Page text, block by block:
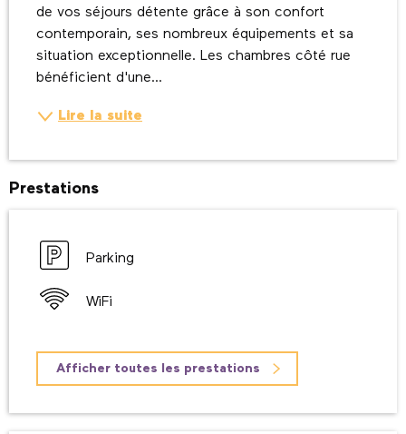
de vos séjours détente grâce à son confort
contemporain, ses nombreux équipements et sa
situation exceptionnelle. Les chambres côté rue
bénéficient d'une...
Lire la suite
Prestations
Parking
WiFi
Afficher toutes les prestations